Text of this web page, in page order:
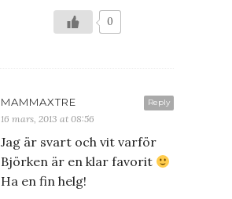
0
Reply
MAMMAXTRE
16 mars, 2013 at 08:56
Jag är svart och vit varför
Björken är en klar favorit
Ha en fin helg!